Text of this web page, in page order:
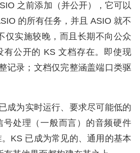
之前添加（并公开），它可以
的所有任务，并且 ASIO 就不
仅实施较晚，而且长期不向公众
有公开的 KS 文档存在。即使现
记录；文档仅完整涵盖端口类驱
成为实时运行、要求尽可能低的
号处理（一般而言）的音频硬件
KS 已成为常见的、通用的基本